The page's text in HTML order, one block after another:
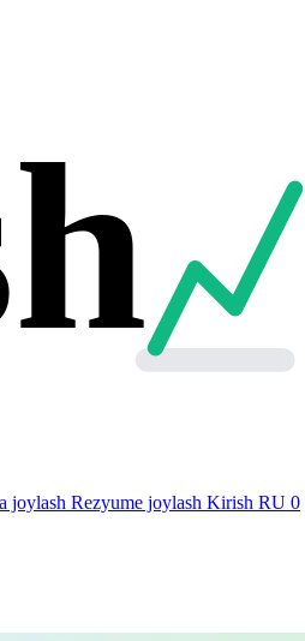
joylash Rezyume joylash Kirish RU 0